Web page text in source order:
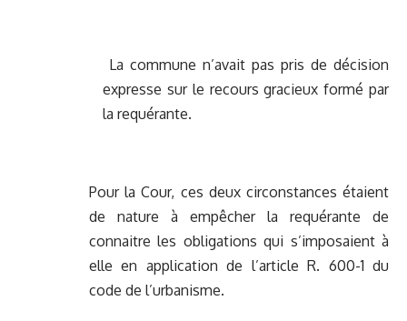
La commune n’avait pas pris de décision
expresse sur le recours gracieux formé par
la requérante.
Pour la Cour, ces deux circonstances étaient
de nature à empêcher la requérante de
connaitre les obligations qui s’imposaient à
elle en application de l’article R. 600-1 du
code de l’urbanisme.